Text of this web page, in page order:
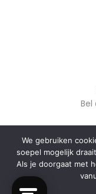
Bel
© 2014-2025
We gebruiken
soepel mogelijk
Als je doorgaat met